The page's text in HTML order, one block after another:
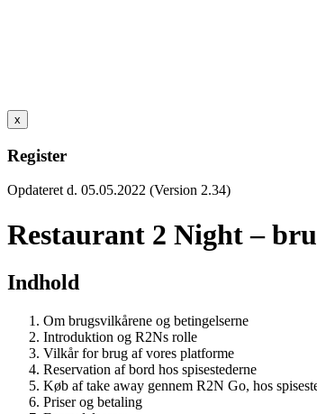
x
Register
Opdateret d. 05.05.2022 (Version 2.34)
Restaurant 2 Night –
Indhold
Om brugsvilkårene og betingelserne
Introduktion og R2Ns rolle
Vilkår for brug af vores platforme
Reservation af bord hos spisestederne
Køb af take away gennem R2N Go, hos
Priser og betaling